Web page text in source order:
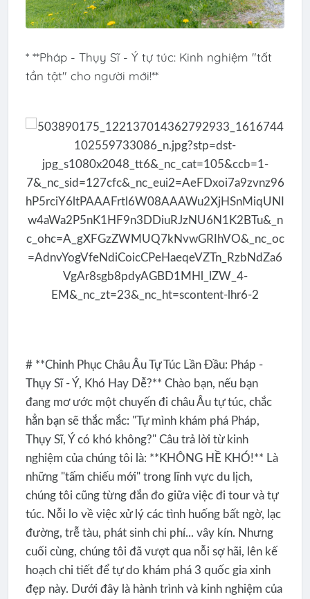
* **Pháp - Thụy Sĩ - Ý tự túc: Kinh nghiệm "tất
tần tật" cho người mới!**
# **Chinh Phục Châu Âu Tự Túc Lần Đầu: Pháp -
Thụy Sĩ - Ý, Khó Hay Dễ?** Chào bạn, nếu bạn
đang mơ ước một chuyến đi châu Âu tự túc, chắc
hẳn bạn sẽ thắc mắc: "Tự mình khám phá Pháp,
Thụy Sĩ, Ý có khó không?" Câu trả lời từ kinh
nghiệm của chúng tôi là: **KHÔNG HỀ KHÓ!** Là
những "tấm chiếu mới" trong lĩnh vực du lịch,
chúng tôi cũng từng đắn đo giữa việc đi tour và tự
túc. Nỗi lo về việc xử lý các tình huống bất ngờ, lạc
đường, trễ tàu, phát sinh chi phí... vây kín. Nhưng
cuối cùng, chúng tôi đã vượt qua nỗi sợ hãi, lên kế
hoạch chi tiết để tự do khám phá 3 quốc gia xinh
đẹp này. Dưới đây là hành trình và kinh nghiệm của